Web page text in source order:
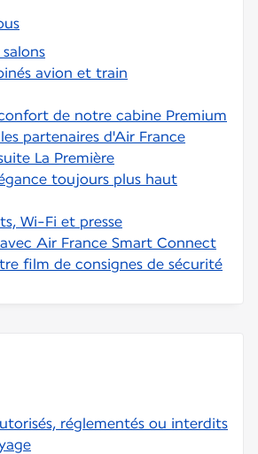
avion et train
de notre cabine Premium
partenaires d'Air France
La Première
toujours plus haut
Wi-Fi et presse
Air France Smart Connect
film de consignes de sécurité
réglementés ou interdits